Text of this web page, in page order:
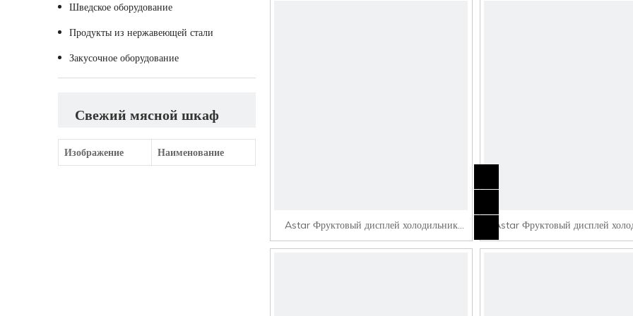
Шведское оборудование
Продукты из нержавеющей стали
Закусочное оборудование
Свежий мясной шкаф
Изображение Наименование
Astar Фруктовый дисплей холодильник
SG3-25
Astar Фруктовый дисплей
SG3-30